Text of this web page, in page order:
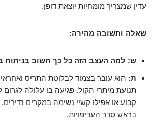
עדין שמצריך מומחיות יוצאת דופן.
שאלה ותשובה מהירה:
ש: למה העצב הזה כל כך חשוב בניתוח
ת: הוא עובר בצמוד לבלוטת התריס
תנועת מיתרי הקול. פגיעה בו עלולה לגרום
קבוע או אפילו קשיי נשימה במקרים
בראש סדר העדיפויות.